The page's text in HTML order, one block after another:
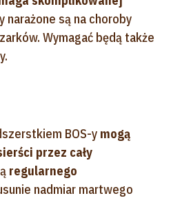
narażone są na choroby
Wymagać będą także
BOS-y mogą
przez cały
regularnego
nadmiar martwego